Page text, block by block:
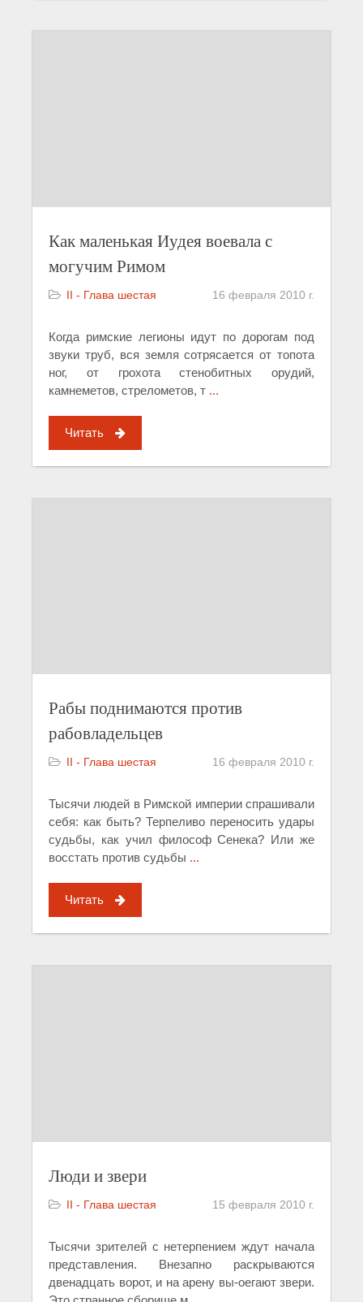
Как маленькая Иудея воевала с
могучим Римом
II - Глава шестая 16 февраля 2010 г.
Когда римские легионы идут по дорогам под
звуки труб, вся земля сотрясается от топота
ног, от грохота стенобитных орудий,
камнеметов, стрелометов, т ...
Читать
Рабы поднимаются против
рабовладельцев
II - Глава шестая 16 февраля 2010 г.
Тысячи людей в Римской империи спрашивали
себя: как быть? Терпеливо переносить удары
судьбы, как учил философ Сенека? Или же
восстать против судьбы ...
Читать
Люди и звери
II - Глава шестая 15 февраля 2010 г.
Тысячи зрителей с нетерпением ждут начала
представления. Внезапно раскрываются
двенадцать ворот, и на арену вы-оегают звери.